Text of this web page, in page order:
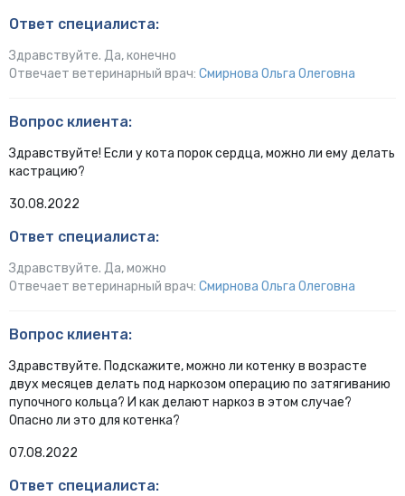
Ответ специалиста:
Здравствуйте. Да, конечно
Отвечает ветеринарный врач: Смирнова Ольга Олеговна
Вопрос клиента:
Здравствуйте! Если у кота порок сердца, можно ли ему делать
кастрацию?
30.08.2022
Ответ специалиста:
Здравствуйте. Да, можно
Отвечает ветеринарный врач: Смирнова Ольга Олеговна
Вопрос клиента:
Здравствуйте. Подскажите, можно ли котенку в возрасте
двух месяцев делать под наркозом операцию по затягиванию
пупочного кольца? И как делают наркоз в этом случае?
Опасно ли это для котенка?
07.08.2022
Ответ специалиста: